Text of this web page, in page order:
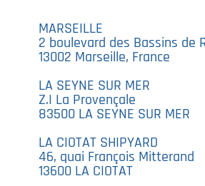
MARSEILLE
2 boulevard des Bassins de
13002 Marseille, France
LA SEYNE SUR MER
Z.I La Provençale
83500 LA SEYNE SUR MER
LA CIOTAT SHIPYARD
46, quai François Mitterand
13600 LA CIOTAT